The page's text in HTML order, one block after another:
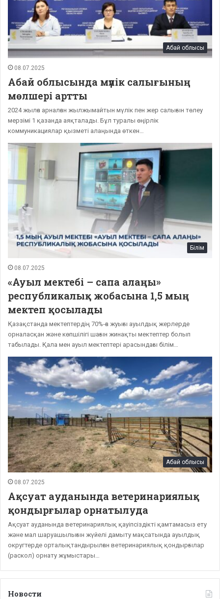
Абай облысы
08.07.2025
Абай облысында мүлік салығының
мөлшері артты
2024 жылға арналған жылжымайтын мүлік пен жер салығын төлеу
мерзімі 1 қазанда аяқталады. Бұл туралы өңірлік
коммуникациялар қызметі алаңында өткен…
Білім
08.07.2025
«Ауыл мектебі – сапа алаңы»
республикалық жобасына 1,5 мың
мектеп қосылады
Қазақстанда мектептердің 70%-ға жуығы ауылдық жерлерде
орналасқан және көпшілігі шағын жинақты мектептер болып
табылады. Қала мен ауыл мектептері арасындағы білім…
Абай облысы
08.07.2025
Ақсуат ауданында ветеринариялық
қондырғылар орнатылуда
Ақсуат ауданында ветеринариялық қауіпсіздікті қамтамасыз ету
және мал шаруашылығын жүйелі дамыту мақсатында ауылдық
округтерде орталықтандырылған ветеринариялық қондырғылар
(раскол) орнату жұмыстары…
Новости